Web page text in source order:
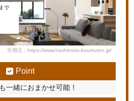
引用元：https://www.hashimoto-koumuten.jp/
Point
一緒におまかせ可能！